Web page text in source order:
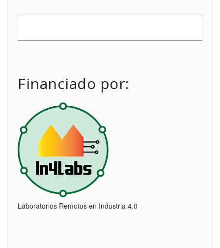
Financiado por:
Laboratorios Remotos en Industria 4.0